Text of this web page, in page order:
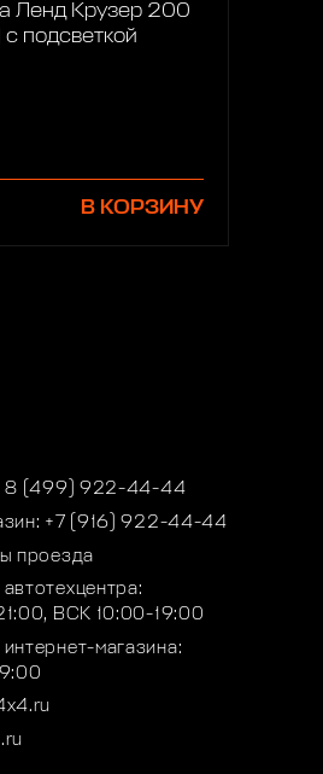
Ленд Крузер 200
с подсветкой
В КОРЗИНУ
8 (499) 922-44-44
+7 (916) 922-44-44
проезда
ВСК 10:00-19:00
магазина: